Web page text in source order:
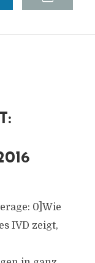
0]Wie
IVD zeigt,